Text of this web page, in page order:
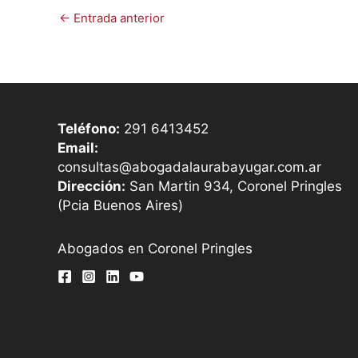
← Entrada anterior
Teléfono: 291 6413452
Email:
consultas@abogadalaurabayugar.com.ar
Dirección: San Martin 934, Coronel Pringles
(Pcia Buenos Aires)
Abogados en Coronel Pringles